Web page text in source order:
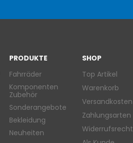
PRODUKTE
Fahrräder
Komponenten
Zubehör
Sonderangebote
Bekleidung
Neuheiten
SHOP
Top Artikel
Warenkorb
Versandkosten
Zahlungsarten
Widerrufsrecht